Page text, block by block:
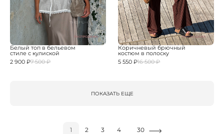
РАСПРОДАЖА
Белый топ в бельевом
стиле с кулиской
2 900 ₽7 500 ₽
РАСПРОДАЖА
Коричневый брючный
костюм в полоску
5 550 ₽16 500 ₽
ПОКАЗАТЬ ЕЩЕ
1 2 3 4 30